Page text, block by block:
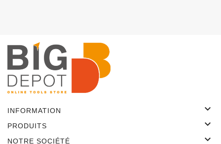
INFORMATION 
PRODUITS 
NOTRE SOCIÉTÉ 